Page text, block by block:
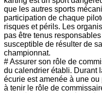
que les autres sports
participation de chaque
risques et périls. Les
pas être tenus
susceptible de résulter de
championnat.
# Assurer son rôle de
du calendrier établi. Durant
écurie est amenée à une
à tenir le rôle de